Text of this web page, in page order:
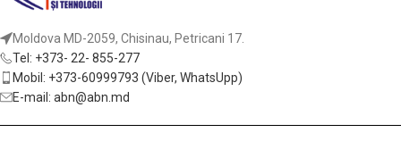
Moldova MD-2059, Chisinau, Petricani 17.
Tel: +373- 22- 855-277
Mobil: +373-60999793 (Viber, WhatsUpp)
E-mail: abn@abn.md